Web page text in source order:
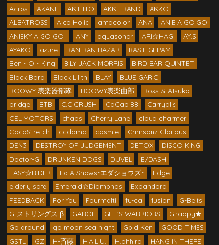
Acros
AKANE AKIHITO AKKE BAND
AKKO
ALBATROSS
Alco Holic amacolor ANA
ANIE A GO GO
ANIEKY A GO GO !
ANY aquasonar ARI☆HAGI
AY.S
AYAKO
azure BAN BAN BAZAR
BASIL GEPAM
Ben・O・King
BILY JACK MORRIS
BIRD BAR QUINTET
Black Bard
Black Lilith BLAY
BLUE GARIC
BOOWY 表楽器部隊
BOOWY表楽曲部
Boss & Atsuko
bridge
BTB C.C.CRUSH CaCao 88
Carryalls
CEL MOTORS
chaos Cherry Lane
cloud charmer
CocoStretch
codama cosmie
Crimsonz Glorious
DEN3
DESTROY OF JUDGEMENT DETOX
DISCO KING
Doctor-G
DRUNKEN DOGS DUVEL
E/DASH
EASY☆RIDER
Ed A Shows~エダショウズ~
Edge
elderly safe
Emeraid☆Diamonds
Expandora
FEEDBACK
For You Fourmolti fu-ca fusion
G-BeIts
G-ストリングス β
GAROL GET'S WARRIORS
Ghappy★
Go around
go moon sea night Gold Ken
GOOD TIMES
GSTL
GZ H-斉藤 H.A.L.U. H.ohhira
HANG IN THERE